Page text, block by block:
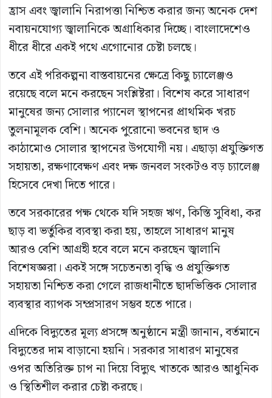
হ্রাস এবং জ্বালানি নিরাপত্তা নিশ্চিত করার জন্য অনেক দেশ
নবায়নযোগ্য জ্বালানিকে অগ্রাধিকার দিচ্ছে। বাংলাদেশেও
ধীরে ধীরে একই পথে এগোনোর চেষ্টা চলছে।
তবে এই পরিকল্পনা বাস্তবায়নের ক্ষেত্রে কিছু চ্যালেঞ্জও
রয়েছে বলে মনে করছেন সংশ্লিষ্টরা। বিশেষ করে সাধারণ
মানুষের জন্য সোলার প্যানেল স্থাপনের প্রাথমিক খরচ
তুলনামূলক বেশি। অনেক পুরোনো ভবনের ছাদ ও
কাঠামোও সোলার স্থাপনের উপযোগী নয়। এছাড়া প্রযুক্তিগত
সহায়তা, রক্ষণাবেক্ষণ এবং দক্ষ জনবল সংকটও বড় চ্যালেঞ্জ
হিসেবে দেখা দিতে পারে।
তবে সরকারের পক্ষ থেকে যদি সহজ ঋণ, কিস্তি সুবিধা, কর
ছাড় বা ভর্তুকির ব্যবস্থা করা হয়, তাহলে সাধারণ মানুষ
আরও বেশি আগ্রহী হবে বলে মনে করছেন জ্বালানি
বিশেষজ্ঞরা। একই সঙ্গে সচেতনতা বৃদ্ধি ও প্রযুক্তিগত
সহায়তা নিশ্চিত করা গেলে রাজধানীতে ছাদভিত্তিক সোলার
ব্যবস্থার ব্যাপক সম্প্রসারণ সম্ভব হতে পারে।
এদিকে বিদ্যুতের মূল্য প্রসঙ্গে অনুষ্ঠানে মন্ত্রী জানান, বর্তমানে
বিদ্যুতের দাম বাড়ানো হয়নি। সরকার সাধারণ মানুষের
ওপর অতিরিক্ত চাপ না দিয়ে বিদ্যুৎ খাতকে আরও আধুনিক
ও স্থিতিশীল করার চেষ্টা করছে।